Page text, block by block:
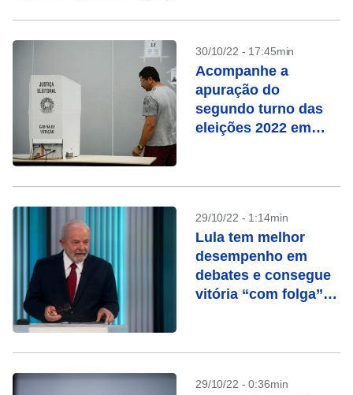
30/10/22 - 17:45min
Acompanhe a
apuração do
segundo turno das
eleições 2022 em
29/10/22 - 1:14min
Lula tem melhor
desempenho em
debates e consegue
vitória “com folga”
29/10/22 - 0:36min